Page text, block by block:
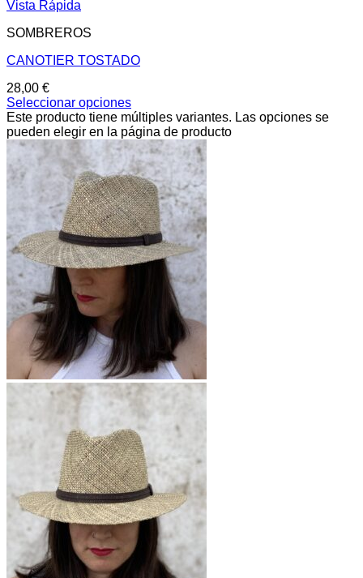
Vista Rápida
SOMBREROS
CANOTIER TOSTADO
28,00 €
Seleccionar opciones
Este producto tiene múltiples variantes. Las opciones se
pueden elegir en la página de producto